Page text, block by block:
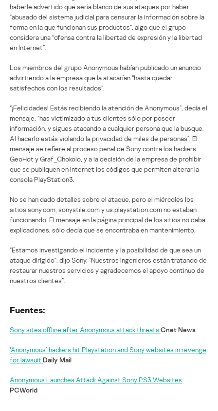
haberle advertido que sería blanco de sus ataques por haber
“abusado del sistema judicial para censurar la información sobre la
forma en la que funcionan sus productos”, algo que el grupo
considera una “ofensa contra la libertad de expresión y la libertad
en Internet”.
Los miembros del grupo Anonymous habían publicado un anuncio
advirtiendo a la empresa que la atacarían “hasta quedar
satisfechos con los resultados”.
“¡Felicidades! Estás recibiendo la atención de Anonymous”, decía el
mensaje, “has victimizado a tus clientes sólo por poseer
información, y sigues atacando a cualquier persona que la busque.
Al hacerlo estás violando la privacidad de miles de personas”. El
mensaje se refiere al proceso penal de Sony contra los hackers
GeoHot y Graf_Chokolo, y a la decisión de la empresa de prohibir
que se publiquen en Internet los códigos que permiten alterar la
consola PlayStation3.
No se han dado detalles sobre el ataque, pero el miércoles los
sitios sony.com, sonystile.com y us.playstation.com no estaban
funcionando. El mensaje en la página principal de los sitios no daba
explicaciones, sólo decía que se encontraba en mantenimiento.
“Estamos investigando el incidente y la posibilidad de que sea un
ataque dirigido”, dijo Sony. “Nuestros ingenieros están tratando de
restaurar nuestros servicios y agradecemos el apoyo continuo de
nuestros clientes”.
Fuentes:
Sony sites offline after Anonymous attack threats Cnet News
‘Anonymous’ hackers hit Playstation and Sony websites in revenge
for lawsuit Daily Mail
Anonymous Launches Attack Against Sony PS3 Websites
PCWorld